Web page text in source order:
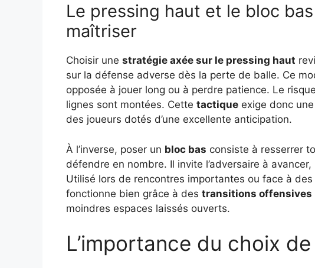
Le pressing haut et le bloc
maîtriser
Choisir une stratégie axée sur le pressing haut
sur la défense adverse dès la perte de balle. Ce
opposée à jouer long ou à perdre patience. Le
lignes sont montées. Cette tactique exige donc une
des joueurs dotés d’une excellente anticipation.
À l’inverse, poser un bloc bas consiste à resserrer
défendre en nombre. Il invite l’adversaire à
Utilisé lors de rencontres importantes ou face à
fonctionne bien grâce à des transitions offensives
moindres espaces laissés ouverts.
L’importance du choix